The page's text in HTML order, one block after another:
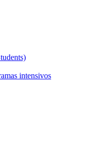
intensivos